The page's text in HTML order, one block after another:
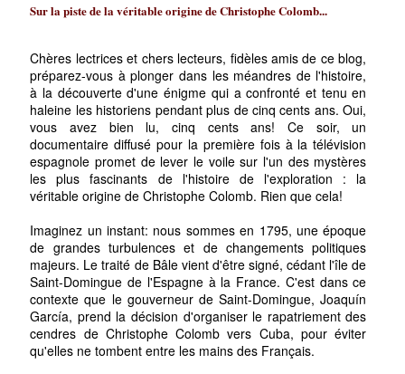
Sur la piste de la véritable origine de Christophe Colomb...
Chères lectrices et chers lecteurs, fidèles amis de ce blog,
préparez-vous à plonger dans les méandres de l'histoire,
à la découverte d'une énigme qui a confronté et tenu en
haleine les historiens pendant plus de cinq cents ans. Oui,
vous avez bien lu, cinq cents ans! Ce soir, un
documentaire diffusé pour la première fois à la télévision
espagnole promet de lever le voile sur l'un des mystères
les plus fascinants de l'histoire de l'exploration : la
véritable origine de Christophe Colomb. Rien que cela!
Imaginez un instant: nous sommes en 1795, une époque
de grandes turbulences et de changements politiques
majeurs. Le traité de Bâle vient d'être signé, cédant l'île de
Saint-Domingue de l'Espagne à la France. C'est dans ce
contexte que le gouverneur de Saint-Domingue, Joaquín
García, prend la décision d'organiser le rapatriement des
cendres de Christophe Colomb vers Cuba, pour éviter
qu'elles ne tombent entre les mains des Français.